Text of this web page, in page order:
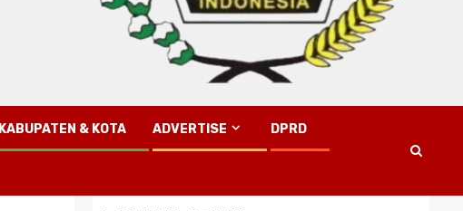
KABUPATEN & KOTA ADVERTISE DPRD